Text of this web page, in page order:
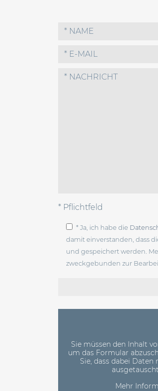
* Pflichtfeld
* Ja, ich habe die
damit einverstanden, dass
und gespeichert werden.
zweckgebunden zur
Feld
Sie müssen den Inhalt
um das Formular
Sie, dass dabei
Mehr